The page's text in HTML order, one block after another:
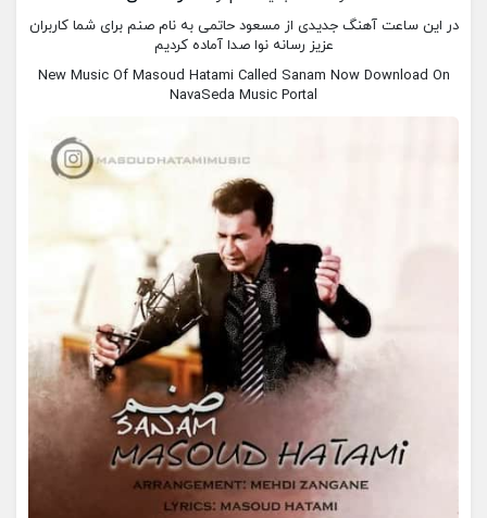
در این ساعت آهنگ جدیدی از مسعود حاتمی به نام صنم برای شما کاربران
عزیز رسانه نوا صدا آماده کردیم
New Music Of Masoud Hatami Called Sanam Now Download On
NavaSeda Music Portal